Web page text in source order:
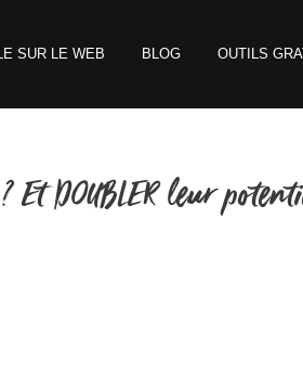
SUR LE WEB BLOG OUTILS
DOUBLER leur